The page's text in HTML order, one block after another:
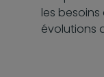
les
évolutions